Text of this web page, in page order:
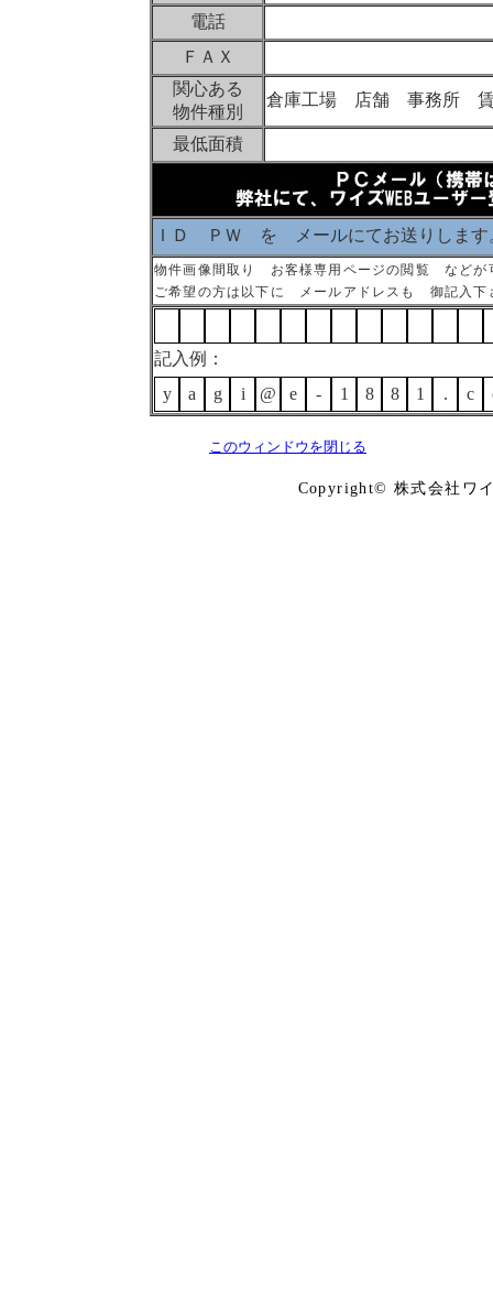
電話
ＦＡＸ
関心ある
物件種別
倉庫工場 店舗 事務所
最低面積
ＩＤ ＰＷ を メールにてお送りします
物件画像間取り お客様専用ページの閲覧 などが
ご希望の方は以下に メールアドレスも 御記入下
記入例：
y
a g i @ e - 1 8 8 1 . c
このウィンドウを閉じる
Copyright© 株式会社ワ